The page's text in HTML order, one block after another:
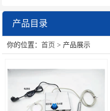
产品目录
实验室超声波处理器
超声波中药萃取仪
循环式在线式管道式超声波处
你的位置：首页 > 产品展示